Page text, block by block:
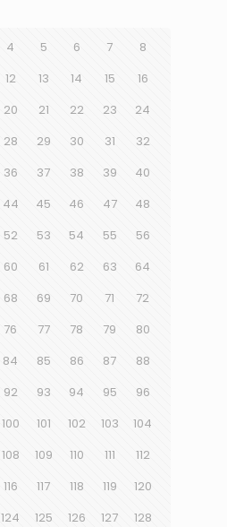
4 5 6 7
8
12 13 14 15
16
20 21 22 23
24
28 29 30 31
32
36 37 38 39
40
44 45 46 47
48
52 53 54 55
56
60 61 62 63
64
68 69 70 71
72
76 77 78 79
80
84 85 86 87
88
92 93 94 95
96
100 101 102 103
104
108 109 110 111
112
116 117 118 119
120
124 125 126 127
128